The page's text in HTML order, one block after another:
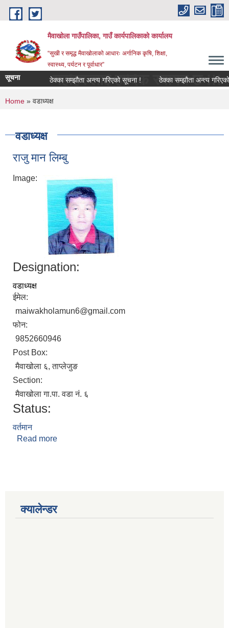
Skip to main content
मैवाखोला गाउँपालिका, गाउँ कार्यपालिकाको कार्यालय
“सुखी र समृद्ध मैवाखोलाको आधारः अर्गानिक कृषि, शिक्षा,
स्वास्थ्य, पर्यटन र पूर्वाधार”
यहाँहरुलाई हार्दिक स्वागत छ !!!
सूचना ठेक्का सम्झौता अन्त्य गरिएको सूचना ! ठेक्का सम्झौता अन्त्य गरिएको
You are here
Home » वडाध्यक्ष
वडाध्यक्ष
राजु मान लिम्बु
Image:
Designation:
वडाध्यक्ष
ईमेल:
maiwakholamun6@gmail.com
फोन:
9852660946
Post Box:
मैवाखोला ६, ताप्लेजुङ
Section:
मैवाखोला गा.पा. वडा नं. ६
Status:
वर्तमान
Read more
क्यालेन्डर